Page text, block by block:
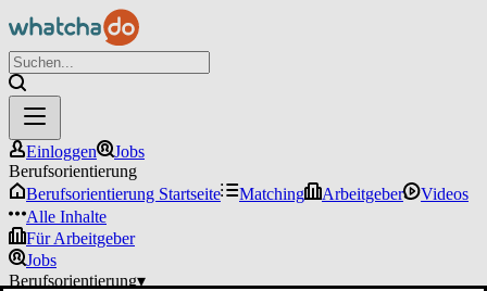
Einloggen
Jobs
Berufsorientierung
Berufsorientierung Startseite
Matching Arbeitgeber
Videos
Alle Inhalte
Für Arbeitgeber
Jobs
Berufsorientierung▾